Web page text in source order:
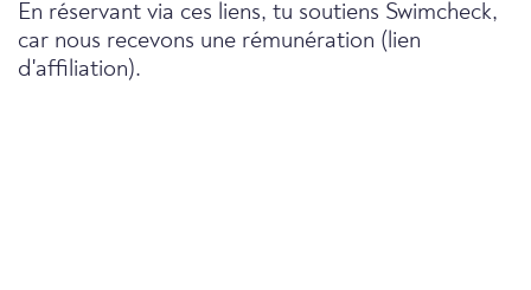
En réservant via ces liens, tu soutiens Swimcheck,
car nous recevons une rémunération (lien
d'affiliation).